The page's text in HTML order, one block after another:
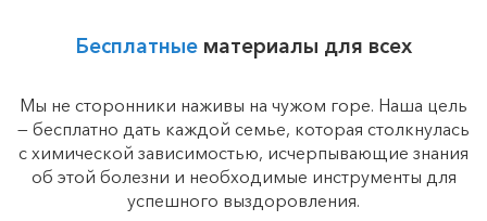
Бесплатныематериалы для всех
Мы не сторонники наживы на чужом горе. Наша цель
— бесплатно дать каждой семье, которая столкнулась
с химической зависимостью, исчерпывающие знания
об этой болезни и необходимые инструменты для
успешного выздоровления.